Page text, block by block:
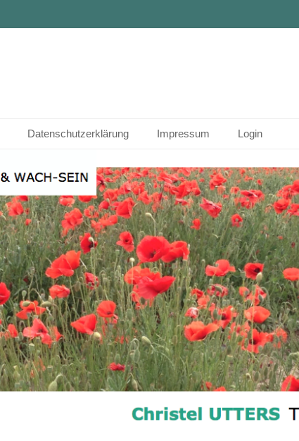
Datenschutzerklärung Impressum Login